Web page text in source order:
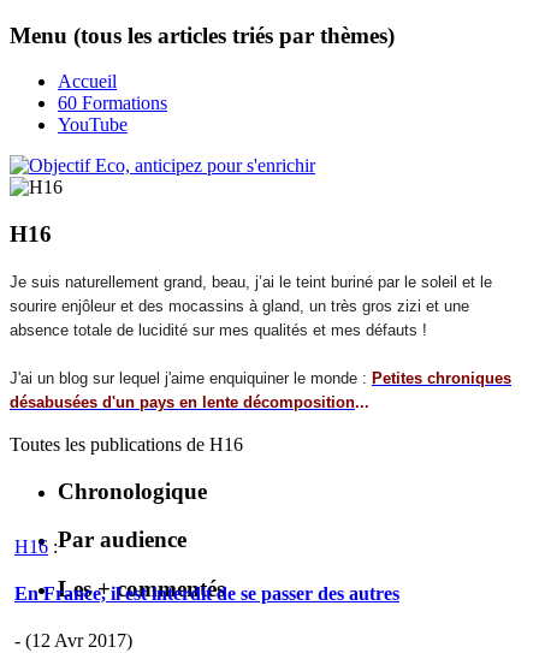
Menu (tous les articles triés par thèmes)
Accueil
60 Formations
YouTube
H16
Je suis naturellement grand, beau, j’ai le teint buriné par le soleil et le
sourire enjôleur et des mocassins à gland, un très gros zizi et une
absence totale de lucidité sur mes qualités et mes défauts !
J'ai un blog sur lequel j'aime enquiquiner le monde : Petites chroniques
désabusées d'un pays en lente décomposition...
Toutes les publications de H16
Chronologique
Par audience
Les + commentés
H16 :
En France, il est interdit de se passer des autres
- (12 Avr 2017)